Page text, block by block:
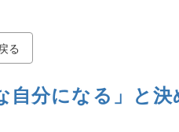
る
自分になる」と